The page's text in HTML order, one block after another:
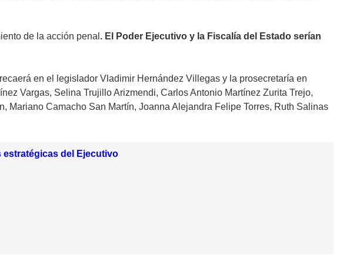
de la acción penal . El Poder Ejecutivo y la Fiscalía del Estado serían
en el legislador Vladimir Hernández Villegas y la prosecretaría en
Vargas, Selina Trujillo Arizmendi, Carlos Antonio Martínez Zurita Trejo,
Mariano Camacho San Martín, Joanna Alejandra Felipe Torres, Ruth Salinas
estratégicas del Ejecutivo